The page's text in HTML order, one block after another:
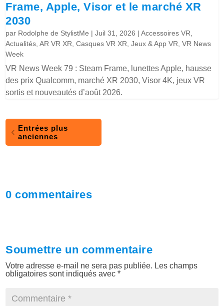
Frame, Apple, Visor et le marché XR
2030
par Rodolphe de StylistMe |Juil 31, 2026 |Accessoires VR
Actualités ,AR VR XR ,Casques VR XR ,Jeux & App VR ,VR News
Week
VR News Week 79 : Steam Frame, lunettes Apple, hausse
des prix Qualcomm, marché XR 2030, Visor 4K, jeux VR
sortis et nouveautés d’août 2026.
Entrées plus
anciennes
0 commentaires
Soumettre un commentaire
Votre adresse e-mail ne sera pas publiée. Les champs
obligatoires sont indiqués avec*